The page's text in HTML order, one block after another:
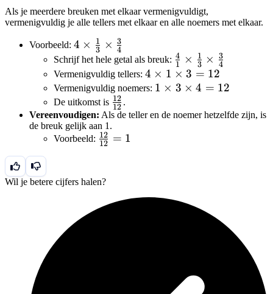
Als je meerdere breuken met elkaar vermenigvuldigt,
vermenigvuldig je alle tellers met elkaar en alle noemers met elkaar.
Voorbeeld: 4 \times
\frac{1}
{3}
\times
\frac{3}
{4}
4 × 3
1 × 4
3
Schrijf het hele getal als breuk: \frac{4}
{1}
\times
{3}
1
4 × 3
1 × 4
3
Vermenigvuldig tellers: 4
\times
\times
4 × 1 × 3 = 12
Vermenigvuldig noemers: 1
3
1 × 3 × 4 = 12
De uitkomst is \frac{12}
{12}
12
12 .
Vereenvoudigen: Als de teller en de noemer hetzelfde zijn, is
de breuk gelijk aan 1.
Voorbeeld: \frac{12}
12
12 = 1
Wil je betere cijfers halen?